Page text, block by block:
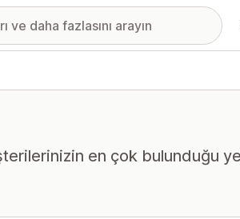
en çok bulunduğu